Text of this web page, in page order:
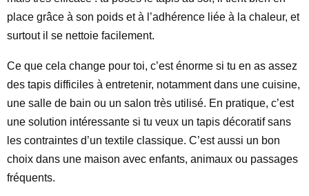
place grâce à son poids et à l’adhérence liée à la chaleur, et
surtout il se nettoie facilement.
Ce que cela change pour toi, c’est énorme si tu en as assez
des tapis difficiles à entretenir, notamment dans une cuisine,
une salle de bain ou un salon très utilisé. En pratique, c’est
une solution intéressante si tu veux un tapis décoratif sans
les contraintes d’un textile classique. C’est aussi un bon
choix dans une maison avec enfants, animaux ou passages
fréquents.